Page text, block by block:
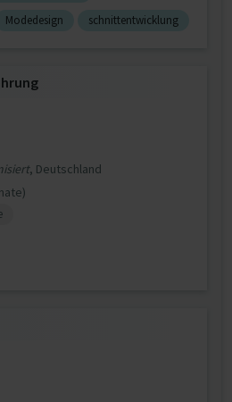
Modedesign schnittentwicklung
, Deutschland